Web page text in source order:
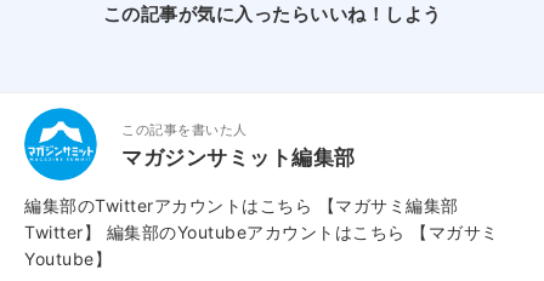
この記事が気に入ったらいいね！しよう
この記事を書いた人
マガジンサミット編集部
編集部のTwitterアカウントはこちら
【マガサミ編集部
Twitter】
編集部のYoutubeアカウントはこちら
【マガサミ
Youtube】